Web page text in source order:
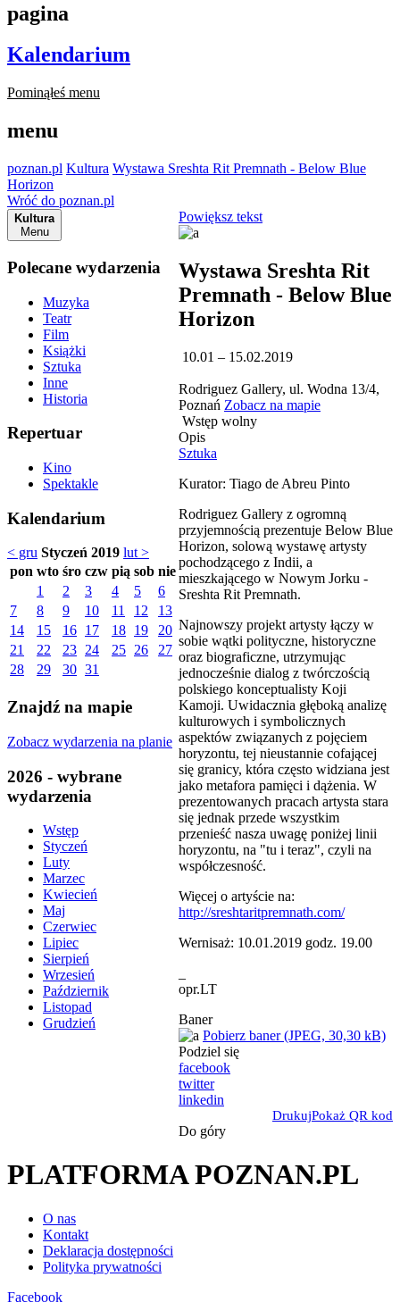
pagina
Kalendarium
Pominąłeś menu
menu
poznan.pl Kultura Wystawa Sreshta Rit Premnath - Below Blue
Horizon
Wróć do poznan.pl
Kultura
Menu
Polecane wydarzenia
Muzyka
Teatr
Film
Książki
Sztuka
Inne
Historia
Repertuar
Kino
Spektakle
Kalendarium
< gru Styczeń 2019 lut >
pon wto śro czw pią sob nie
1
2 3 4 5
6
7
8 9 10 11 12
13
14
15 16 17 18 19
20
21
22 23 24 25 26
27
28
29 30 31
Znajdź na mapie
Zobacz wydarzenia na planie
2026 - wybrane
wydarzenia
Wstęp
Styczeń
Luty
Marzec
Kwiecień
Maj
Czerwiec
Lipiec
Sierpień
Wrzesień
Październik
Listopad
Grudzień
Powiększ tekst
Wystawa Sreshta Rit
Premnath - Below Blue
Horizon
10.01 – 15.02.2019
Rodriguez Gallery, ul. Wodna 13/4,
Poznań Zobacz na mapie
Wstęp wolny
Opis
Sztuka
Kurator: Tiago de Abreu Pinto
Rodriguez Gallery z ogromną
przyjemnością prezentuje Below Blue
Horizon, solową wystawę artysty
pochodzącego z Indii, a
mieszkającego w Nowym Jorku -
Sreshta Rit Premnath.
Najnowszy projekt artysty łączy w
sobie wątki polityczne, historyczne
oraz biograficzne, utrzymując
jednocześnie dialog z twórczością
polskiego konceptualisty Koji
Kamoji. Uwidacznia głęboką analizę
kulturowych i symbolicznych
aspektów związanych z pojęciem
horyzontu, tej nieustannie cofającej
się granicy, która często widziana jest
jako metafora pamięci i dążenia. W
prezentowanych pracach artysta stara
się jednak przede wszystkim
przenieść nasza uwagę poniżej linii
horyzontu, na "tu i teraz", czyli na
współczesność.
Więcej o artyście na:
http://sreshtaritpremnath.com/
Wernisaż: 10.01.2019 godz. 19.00
opr.LT
Baner
Pobierz baner (JPEG, 30,30 kB)
Podziel się
facebook
twitter
linkedin
DrukujPokaż QR kod
Do góry
PLATFORMA POZNAN.PL
O nas
Kontakt
Deklaracja dostępności
Polityka prywatności
Facebook